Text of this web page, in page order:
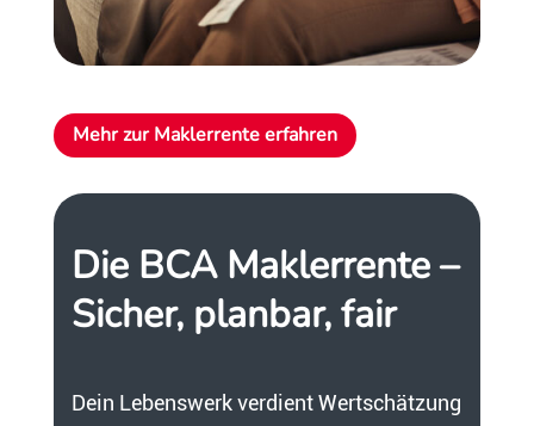
Mehr zur Maklerrente erfahren
Die BCA Maklerrente –
Sicher, planbar, fair
Dein Lebenswerk verdient Wertschätzung